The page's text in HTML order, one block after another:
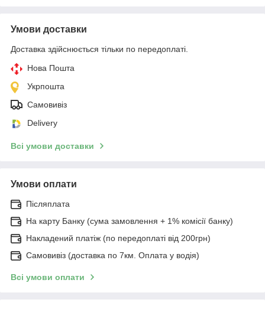
Умови доставки
Доставка здійснюється тільки по передоплаті.
Нова Пошта
Укрпошта
Самовивіз
Delivery
Всі умови доставки
Умови оплати
Післяплата
На карту Банку (сума замовлення + 1% комісії банку)
Накладений платіж (по передоплаті від 200грн)
Самовивіз (доставка по 7км. Оплата у водія)
Всі умови оплати